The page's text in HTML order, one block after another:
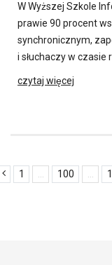
W Wyższej Szkole
prawie 90 procent
synchronicznym,
i słuchaczy w czasie
czytaj więcej
1 100